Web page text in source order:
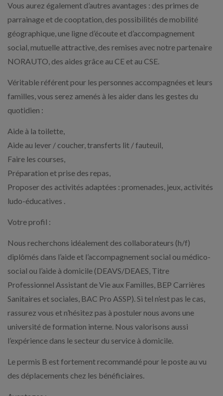
Vous aurez également d’autres avantages : des primes de
parrainage et de cooptation, des possibilités de mobilité
géographique, une ligne d’écoute et d’accompagnement
social, mutuelle attractive, des remises avec notre partenaire
NORAUTO, des aides grâce au CE et au CSE.
Véritable référent pour les personnes accompagnées et leurs
familles, vous serez amenés à les aider dans les gestes du
quotidien :
Aide à la toilette,
Aide au lever / coucher, transferts lit / fauteuil,
Faire les courses,
Préparation et prise des repas,
Proposer des activités adaptées : promenades, jeux, activités
ludo-éducatives .
Votre profil :
Nous recherchons idéalement des collaborateurs (h/f)
diplômés dans l’aide et l’accompagnement social ou médico-
social ou l’aide à domicile (DEAVS/DEAES, Titre
Professionnel Assistant de Vie aux Familles, BEP Carrières
Sanitaires et sociales, BAC Pro ASSP). Si tel n’est pas le cas,
rassurez vous et n’hésitez pas à postuler nous avons une
université de formation interne. Nous valorisons aussi
l’expérience dans le secteur du service à domicile.
Le permis B est fortement recommandé pour le poste au vu
des déplacements chez les bénéficiaires.